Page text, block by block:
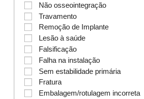
Não osseointegração
Travamento
Remoção de Implante
Lesão à saúde
Falsificação
Falha na instalação
Sem estabilidade primária
Fratura
Embalagem/rotulagem incorreta